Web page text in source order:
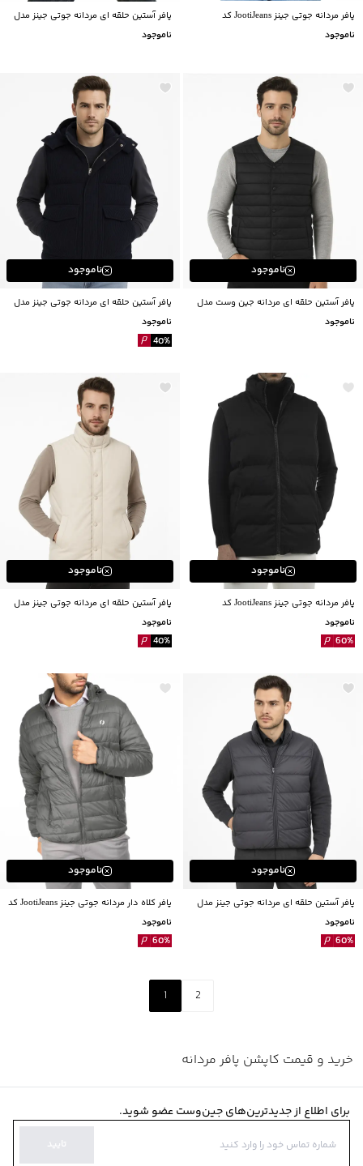
پافر مردانه جوتی جینز JootiJeans کد
24522134
ناموجود
پافر آستین حلقه ای مردانه جوتی جینز مدل
24522120
ناموجود
ناموجود
پافر آستین حلقه ای مردانه جین وست مدل
34123041
ناموجود
ناموجود
پافر آستین حلقه ای مردانه جوتی جینز مدل
43522144
ناموجود
40%
ناموجود
پافر مردانه جوتی جینز JootiJeans کد
43522107
ناموجود
60%
ناموجود
پافر آستین حلقه ای مردانه جوتی جینز مدل
43522171
ناموجود
40%
ناموجود
پافر آستین حلقه ای مردانه جوتی جینز مدل
24522133
ناموجود
60%
ناموجود
پافر کلاه دار مردانه جوتی جینز JootiJeans کد
14522100
ناموجود
60%
1 2
خرید و قیمت کاپشن پافر مردانه
برای اطلاع از جدیدترین‌های جین‌وست عضو شوید.
تایید